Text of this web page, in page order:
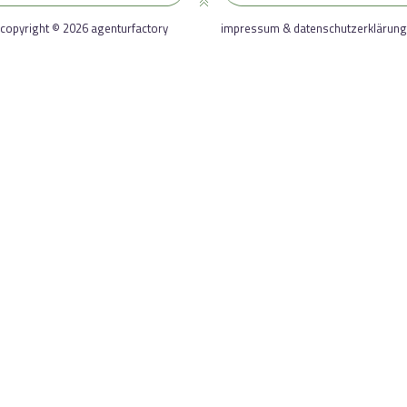
copyright © 2026 agenturfactory impressum & datenschutzerklärung